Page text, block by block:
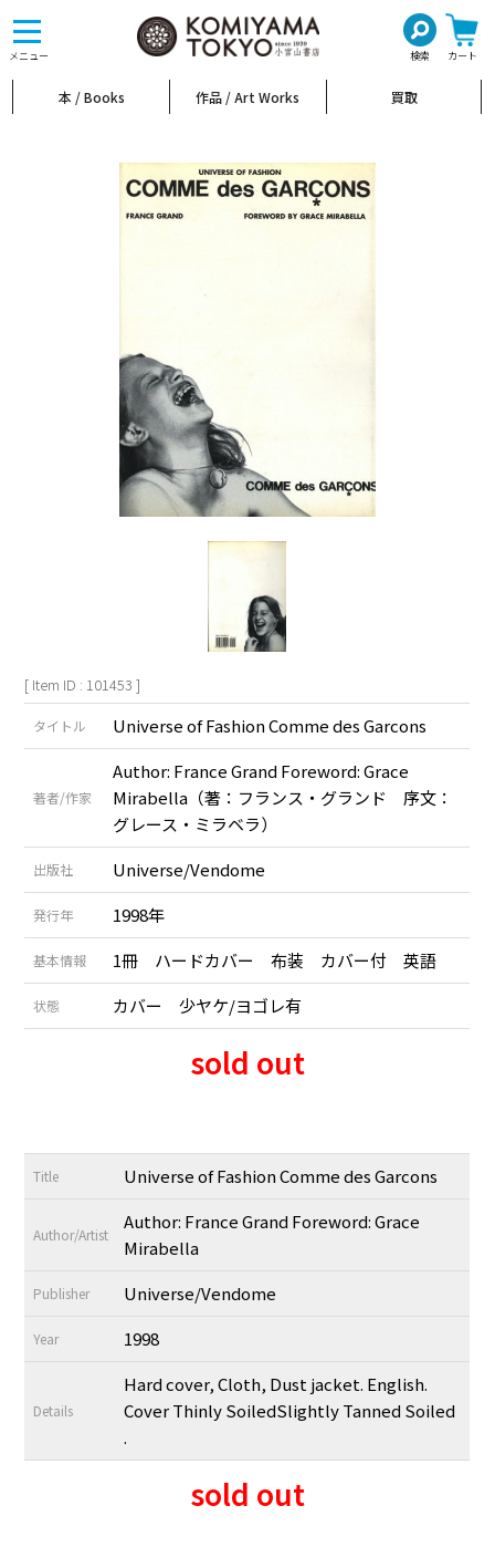
メニュー 検索 カート
toggle
navigation
本 / Books 作品 / Art Works 買取
[ Item ID : 101453 ]
タイトル Universe of Fashion Comme des Garcons
著者/作家
Author: France Grand Foreword: Grace
Mirabella（著：フランス・グランド 序文：
グレース・ミラベラ）
出版社 Universe/Vendome
発行年 1998年
基本情報 1冊 ハードカバー 布装 カバー付 英語
状態 カバー 少ヤケ/ヨゴレ有
sold out
Title Universe of Fashion Comme des Garcons
Author/Artist
Author: France Grand Foreword: Grace
Mirabella
Publisher Universe/Vendome
Year 1998
Details
Hard cover, Cloth, Dust jacket. English.
Cover Thinly SoiledSlightly Tanned Soiled
.
sold out